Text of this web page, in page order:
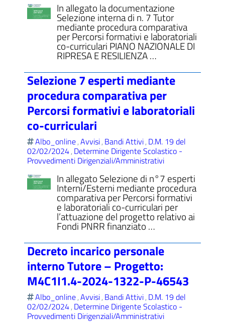
In allegato la documentazione
Selezione interna di n. 7 Tutor
mediante procedura comparativa
per Percorsi formativi e laboratoriali
co-curriculari PIANO NAZIONALE DI
RIPRESA E RESILIENZA …
Selezione 7 esperti mediante
procedura comparativa per
Percorsi formativi e laboratoriali
co-curriculari
Albo_online,Avvisi, Bandi Attivi, D.M. 19 del
02/02/2024, Determine Dirigente Scolastico -
Provvedimenti Dirigenziali/Amministrativi
In allegato Selezione di n°7 esperti
Interni/Esterni mediante procedura
comparativa per Percorsi formativi
e laboratoriali co-curriculari per
l’attuazione del progetto relativo ai
Fondi PNRR finanziato …
Decreto incarico personale
interno Tutore – Progetto:
M4C1I1.4-2024-1322-P-46543
Albo_online,Avvisi, Bandi Attivi, D.M. 19 del
02/02/2024, Determine Dirigente Scolastico -
Provvedimenti Dirigenziali/Amministrativi